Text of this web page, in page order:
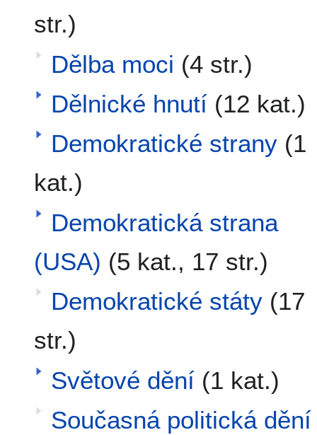
str.)
Dělba moci (4 str.)
Dělnické hnutí (12 kat.)
Demokratické strany (1
kat.)
Demokratická strana
(USA) (5 kat., 17 str.)
Demokratické státy (17
str.)
Světové dění (1 kat.)
Současná politická dění